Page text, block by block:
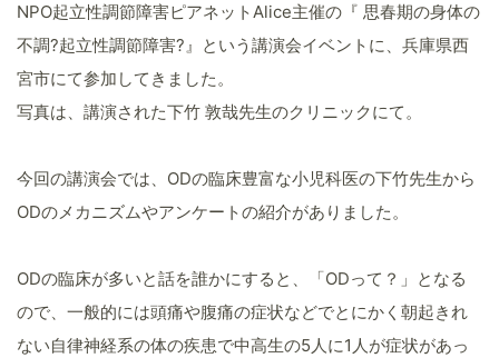
NPO起立性調節障害ピアネットAlice主催の『 思春期の身体の
不調?起立性調節障害?』という講演会イベントに、兵庫県西
宮市にて参加してきました。
写真は、講演された下竹 敦哉先生のクリニックにて。
今回の講演会では、ODの臨床豊富な小児科医の下竹先生から
ODのメカニズムやアンケートの紹介がありました。
ODの臨床が多いと話を誰かにすると、「ODって？」となる
ので、一般的には頭痛や腹痛の症状などでとにかく朝起きれ
ない自律神経系の体の疾患で中高生の5人に1人が症状があっ